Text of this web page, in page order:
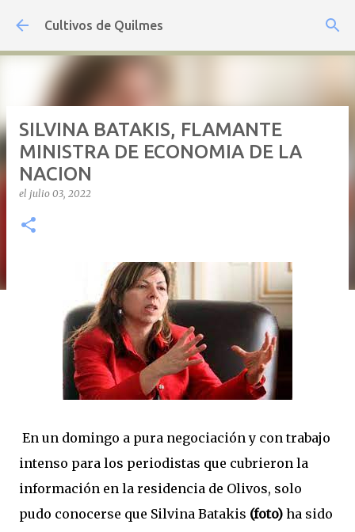
Ir al contenido principal
Cultivos de Quilmes
SILVINA BATAKIS, FLAMANTE
MINISTRA DE ECONOMIA DE LA
NACION
el julio 03, 2022
En un domingo a pura negociación y con trabajo
intenso para los periodistas que cubrieron la
información en la residencia de Olivos, solo
pudo conocerse que Silvina Batakis (foto) ha sido